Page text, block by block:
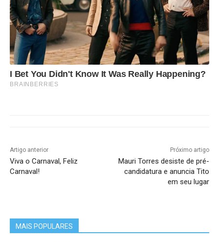
I Bet You Didn't Know It Was Really Happening?
BRAINBERRIES
Artigo anterior
Viva o Carnaval, Feliz
Carnaval!
Próximo artigo
Mauri Torres desiste de pré-
candidatura e anuncia Tito
em seu lugar
MAIS POPULARES